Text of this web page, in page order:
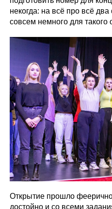
некогда: на всё про всё
совсем немного для
Открытие прошло
достойно и со всеми